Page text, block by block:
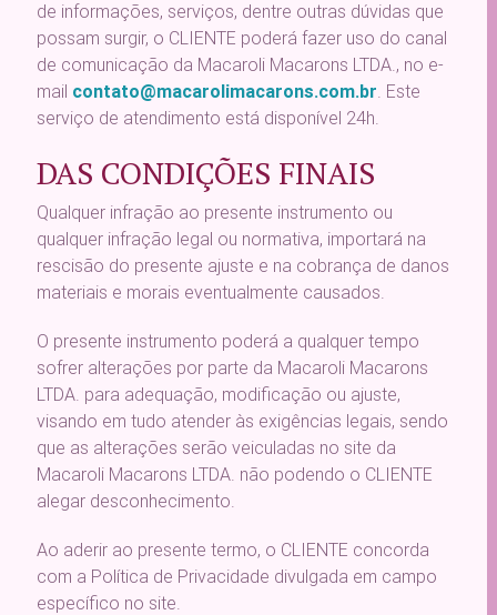
de informações, serviços, dentre outras dúvidas que
possam surgir, o CLIENTE poderá fazer uso do canal
de comunicação da Macaroli Macarons LTDA., no e-
mail contato@macarolimacarons.com.br. Este
serviço de atendimento está disponível 24h.
DAS CONDIÇÕES FINAIS
Qualquer infração ao presente instrumento ou
qualquer infração legal ou normativa, importará na
rescisão do presente ajuste e na cobrança de danos
materiais e morais eventualmente causados.
O presente instrumento poderá a qualquer tempo
sofrer alterações por parte da Macaroli Macarons
LTDA. para adequação, modificação ou ajuste,
visando em tudo atender às exigências legais, sendo
que as alterações serão veiculadas no site da
Macaroli Macarons LTDA. não podendo o CLIENTE
alegar desconhecimento.
Ao aderir ao presente termo, o CLIENTE concorda
com a Política de Privacidade divulgada em campo
específico no site.